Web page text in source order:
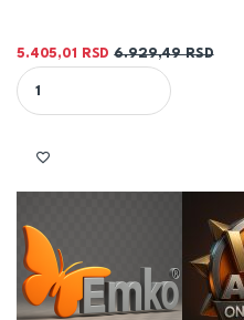
5.405,01 RSD 6.929,49RSD
600/800 1678W T22 PANELNI